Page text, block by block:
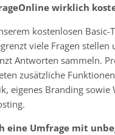
wirklich
kostenlosen Basic-
viele Fragen stellen
Antworten sammeln.
zusätzliche
eigenes Branding sowie
eine Umfrage mit